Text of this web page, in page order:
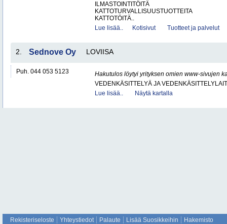
ILMASTOINTITÖITÄ
KATTOTURVALLISUUSTUOTTEITA
KATTOTÖITÄ..
Lue lisää..
Kotisivut Tuotteet ja palvelut
2. Sednove Oy LOVIISA
Puh. 044 053 5123
Hakutulos löytyi yrityksen omien www-sivujen
VEDENKÄSITTELYÄ JA
Lue lisää..
Näytä kartalla
Rekisteriseloste Yhteystiedot Palaute Lisää Suosikkeihin Hakemisto